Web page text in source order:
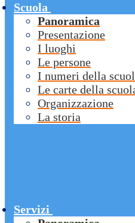
Scuola
Panoramica
Presentazione
I luoghi
Le persone
I numeri della
Le carte della
Organizzazione
La storia
Servizi